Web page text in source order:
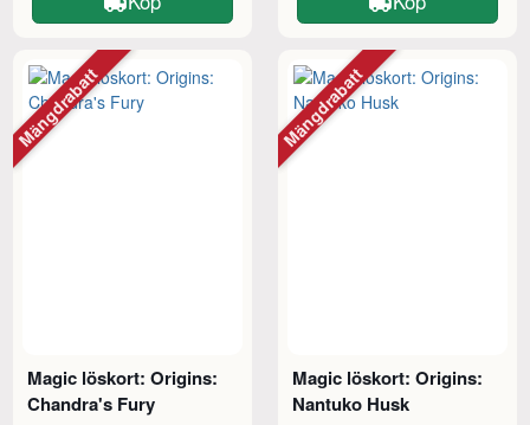
Magic löskort: Origins:
Chandra's Fury
Mängdrabatt
Magic löskort: Origins:
Nantuko Husk
Mängdrabatt